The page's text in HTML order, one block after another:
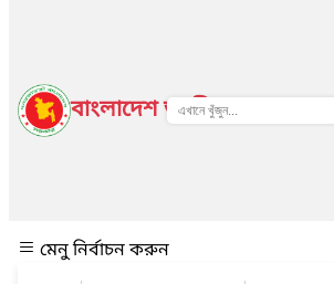
বাংলাদেশ জাতীয় তথ্য বাতায়ন
মেনু নির্বাচন করুন